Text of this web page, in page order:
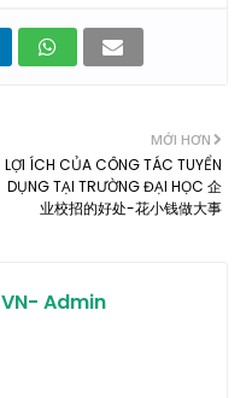
MỚI HƠN
LỢI ÍCH CỦA CÔNG TÁC TUYỂN
DỤNG TẠI TRƯỜNG ĐẠI HỌC 企
业校招的好处-花小钱做大事
VN- Admin